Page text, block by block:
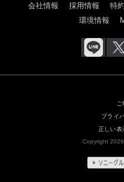
会社情報 採用情報 特
環境情報
プライ
正しい表
Copyright